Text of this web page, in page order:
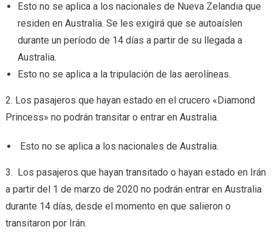
Esto no se aplica a los nacionales de Nueva Zelandia que
residen en Australia. Se les exigirá que se autoaíslen
durante un período de 14 días a partir de su llegada a
Australia.
Esto no se aplica a la tripulación de las aerolíneas.
2. Los pasajeros que hayan estado en el crucero «Diamond
Princess» no podrán transitar o entrar en Australia.
Esto no se aplica a los nacionales de Australia.
3. Los pasajeros que hayan transitado o hayan estado en Irán
a partir del 1 de marzo de 2020 no podrán entrar en Australia
durante 14 días, desde el momento en que salieron o
transitaron por Irán.